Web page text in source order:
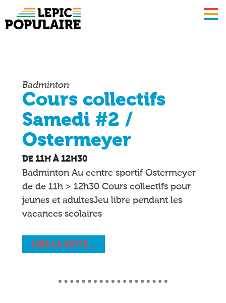
Lepic
Badminton
Cours collectifs
Samedi #2 /
Ostermeyer
DE 11H À 12H30
Badminton Au centre sportif Ostermeyer
de de 11h > 12h30 Cours collectifs pour
jeunes et adultesJeu libre pendant les
vacances scolaires
LIRE LA SUITE…